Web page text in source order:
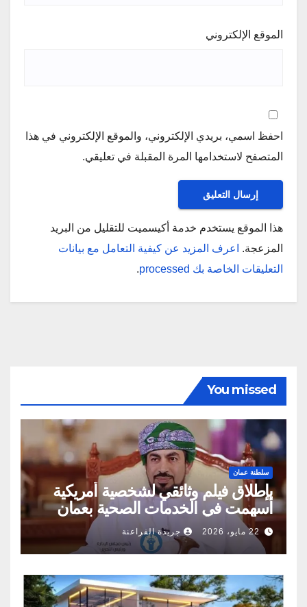
الموقع الإلكتروني
احفظ اسمي، بريدي الإلكتروني، والموقع الإلكتروني في هذا
المتصفح لاستخدامها المرة المقبلة في تعليقي.
هذا الموقع يستخدم خدمة أكيسميت للتقليل من البريد
المزعجة.
اعرف المزيد عن كيفية التعامل مع بيانات
التعليقات الخاصة بك processed
.
You missed
سلطنة عمان
بإطلاق فيلم وثائقي لشخصية أمريكية
أسهمت في الخدمات الصحية بعمان
22 مايو، 2026 جريدة الفراعنة